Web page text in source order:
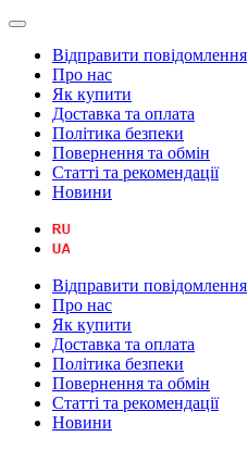
Відправити повідомлення
Про нас
Як купити
Доставка та оплата
Політика безпеки
Повернення та обмін
Статті та рекомендації
Новини
Відправити повідомлення
Про нас
Як купити
Доставка та оплата
Політика безпеки
Повернення та обмін
Статті та рекомендації
Новини